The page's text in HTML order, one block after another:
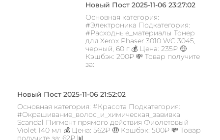
Новый Пост 2025-11-06 23:27:02
Основная категория:
#Электроника Подкатегория:
#Расходные_материалы Тонер
для Xerox Phaser 3010 WC 3045,
черный, 60 г 💰 Цена: 235₽ 🤑
Кэшбэк: 200₽ 💸 Товар получите
за:
Новый Пост 2025-11-06 21:52:02
Основная категория: #Красота Подкатегория:
#Окрашивание_волос_и_химическая_завивка
Scandal Пигмент прямого действия Фиолетовый
Violet 140 мл 💰 Цена: 562₽ 🤑 Кэшбэк: 500₽ 💸 Товар
получите за: 62₽ 📊